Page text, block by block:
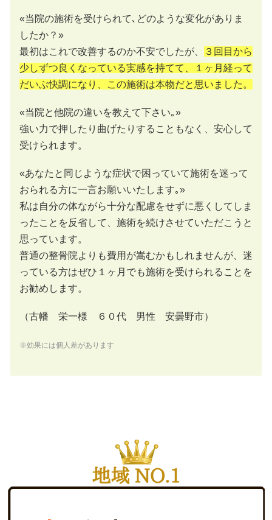
«当院の施術を受けられて､どのような変化がありま
したか？»
最初はこれで改善するのか不安でしたが、
３回目から
少しずつ良くなっている実感を持てて、１ヶ月経って
だいぶ快調になり、この施術は本物だと思いました。
«当院と他院の違いを教えて下さい｡»
強い力で押したり曲げたりすることもなく、安心して
受けられます。
«あなたと同じような症状で困っていて施術を迷って
おられる方に一言お願いいたします｡»
私は自分の体ながら十分な配慮をせずに悪くしてしま
ったことを反省して、施術を続けさせていただこうと
思っています。
普通の整骨院よりも費用が嵩むかもしれませんが、迷
っている方はぜひ１ヶ月でも施術を受けられることを
お勧めします。
（古幡 栄一様 ６０代 男性 安曇野市）
※効果には個人差があります